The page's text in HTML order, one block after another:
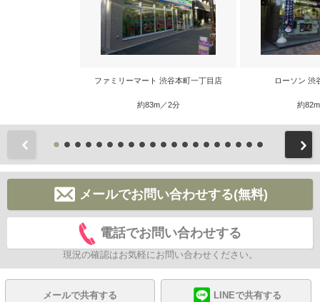
ファミリーマート 渋谷本町一丁目店
約83m／2分
ローソン 渋
約
メールでお問い合わせする(無料)
電話でお問い合わせする
現況の確認はお気軽にお問い合わせください。
メールで共有する LINEで共有する